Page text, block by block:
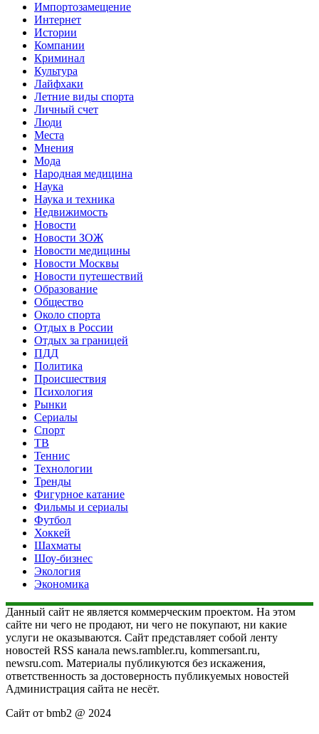
Импортозамещение
Интернет
Истории
Компании
Криминал
Культура
Лайфхаки
Летние виды спорта
Личный счет
Люди
Места
Мнения
Мода
Народная медицина
Наука
Наука и техника
Недвижимость
Новости
Новости ЗОЖ
Новости медицины
Новости Москвы
Новости путешествий
Образование
Общество
Около спорта
Отдых в России
Отдых за границей
ПДД
Политика
Происшествия
Психология
Рынки
Сериалы
Спорт
ТВ
Теннис
Технологии
Тренды
Фигурное катание
Фильмы и сериалы
Футбол
Хоккей
Шахматы
Шоу-бизнес
Экология
Экономика
Данный сайт не является коммерческим проектом. На этом
сайте ни чего не продают, ни чего не покупают, ни какие
услуги не оказываются. Сайт представляет собой ленту
новостей RSS канала news.rambler.ru, kommersant.ru,
newsru.com. Материалы публикуются без искажения,
ответственность за достоверность публикуемых новостей
Администрация сайта не несёт.
Сайт от bmb2 @ 2024